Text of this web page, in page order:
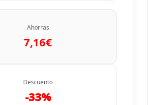
Ahorras
7,16€
Descuento
-33%